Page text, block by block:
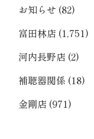
お知らせ (82)
富田林店 (1,751)
河内長野店 (2)
補聴器関係 (18)
金剛店 (971)